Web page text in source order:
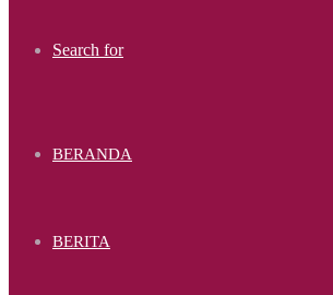
Search for
BERANDA
BERITA